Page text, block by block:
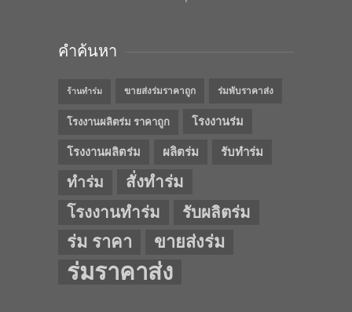
คำค้นหา
ร้านทำร่ม ขายส่งร่มราคาถูก ร่มพับราคาส่ง
โรงงานผลิตร่ม ราคาถูก โรงงานร่ม
โรงงานผลิตร่ม ผลิตร่ม รับทำร่ม
ทำร่ม
สั่งทำร่ม
โรงงานทำร่ม
รับผลิตร่ม
ร่ม ราคา ขายส่งร่ม
ร่มราคาส่ง